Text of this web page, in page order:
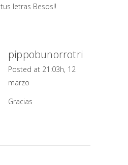
tus letras Besos!!
pippobunorrotri
Posted at 21:03h, 12
marzo
Gracias